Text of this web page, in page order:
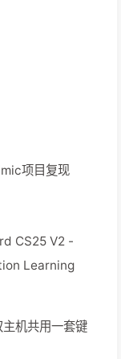
项目复现
CS25 V2 -
Learning
机共用一套键